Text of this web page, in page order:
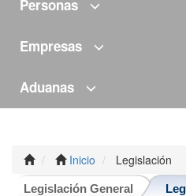
Personas
Empresas
Aduanas
Inicio Legislación
Legislación General